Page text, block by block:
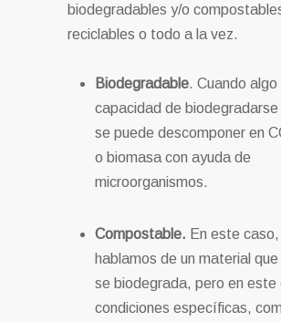
biodegradables y/o
reciclables o todo a la vez.
Biodegradable. Cuando
capacidad de biodegradarse
se puede descomponer en
o biomasa con ayuda de
microorganismos.
Compostable. En este caso,
hablamos de un material
se biodegrada, pero en este
condiciones específicas,